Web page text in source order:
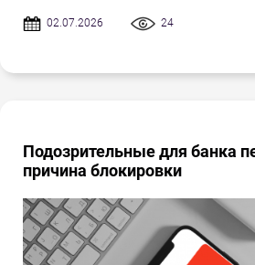
02.07.2026 24
Подозрительные для банка
причина блокировки